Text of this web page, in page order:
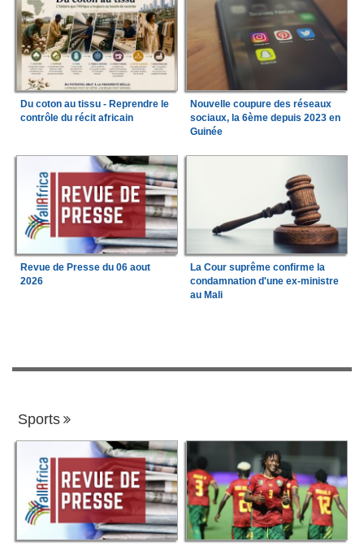
Du coton au tissu - Reprendre le
contrôle du récit africain
Nouvelle coupure des réseaux
sociaux, la 6ème depuis 2023 en
Guinée
Revue de Presse du 06 aout
2026
La Cour suprême confirme la
condamnation d'une ex-ministre
au Mali
Sports